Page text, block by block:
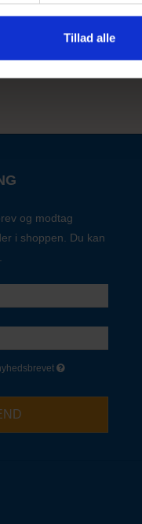
Tillad alle
og modtag
i shoppen. Du kan